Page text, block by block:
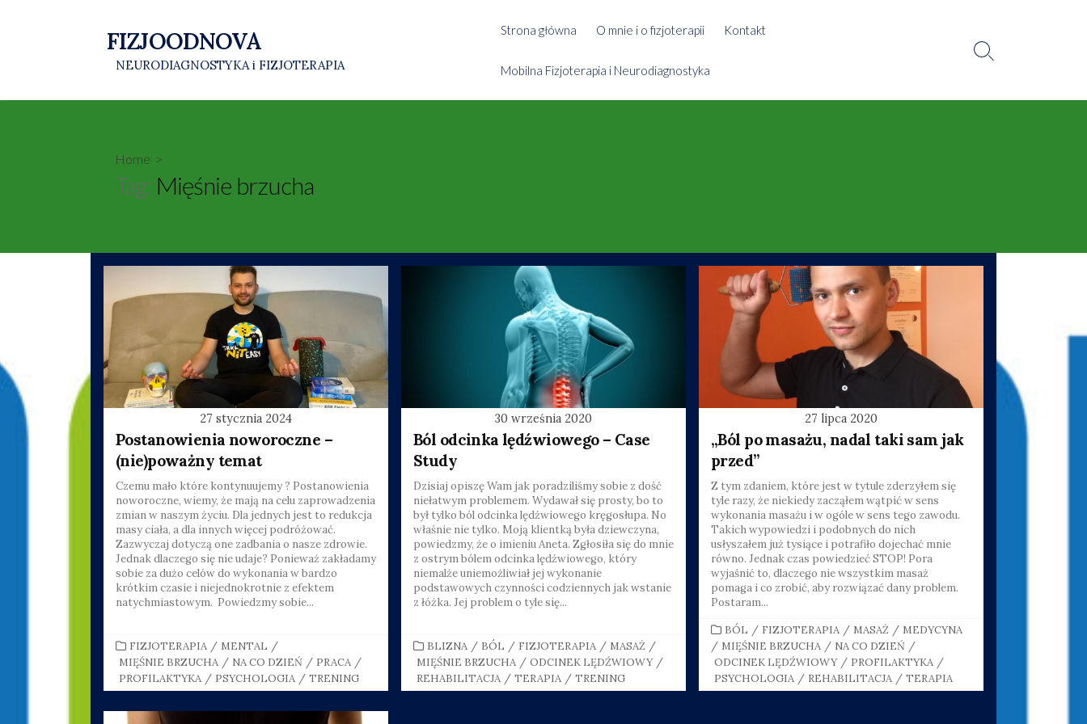
FIZJOODNOVA
NEURODIAGNOSTYKA i FIZJOTERAPIA
Strona główna O mnie i o fizjoterapii Kontakt
Mobilna Fizjoterapia i Neurodiagnostyka
Search
Home >
Tag: Mięśnie brzucha
27 stycznia 2024
Postanowienia noworoczne –
(nie)poważny temat
Czemu mało które kontynuujemy ? Postanowienia
noworoczne, wiemy, że mają na celu zaprowadzenia
zmian w naszym życiu. Dla jednych jest to redukcja
masy ciała, a dla innych więcej podróżować.
Zazwyczaj dotyczą one zadbania o nasze zdrowie.
Jednak dlaczego się nie udaje? Ponieważ zakładamy
sobie za dużo celów do wykonania w bardzo
krótkim czasie i niejednokrotnie z efektem
natychmiastowym. Powiedzmy sobie...
CATEGORIES
FIZJOTERAPIA / MENTAL /
MIĘŚNIE BRZUCHA / NA CO DZIEŃ / PRACA /
PROFILAKTYKA / PSYCHOLOGIA / TRENING
30 września 2020
Ból odcinka lędźwiowego – Case
Study
Dzisiaj opiszę Wam jak poradziliśmy sobie z dość
niełatwym problemem. Wydawał się prosty, bo to
był tylko ból odcinka lędźwiowego kręgosłupa. No
właśnie nie tylko. Moją klientką była dziewczyna,
powiedzmy, że o imieniu Aneta. Zgłosiła się do mnie
z ostrym bólem odcinka lędźwiowego, który
niemalże uniemożliwiał jej wykonanie
podstawowych czynności codziennych jak wstanie
z łóżka. Jej problem o tyle się...
CATEGORIES
BLIZNA / BÓL / FIZJOTERAPIA / MASAŻ /
MIĘŚNIE BRZUCHA / ODCINEK LĘDŹWIOWY /
REHABILITACJA / TERAPIA / TRENING
27 lipca 2020
„Ból po masażu, nadal taki sam jak
przed”
Z tym zdaniem, które jest w tytule zderzyłem się
tyle razy, że niekiedy zacząłem wątpić w sens
wykonania masażu i w ogóle w sens tego zawodu.
Takich wypowiedzi i podobnych do nich
usłyszałem już tysiące i potrafiło dojechać mnie
równo. Jednak czas powiedzieć STOP! Pora
wyjaśnić to, dlaczego nie wszystkim masaż
pomaga i co zrobić, aby rozwiązać dany problem.
Postaram...
CATEGORIES
BÓL / FIZJOTERAPIA / MASAŻ / MEDYCYNA
/ MIĘŚNIE BRZUCHA / NA CO DZIEŃ /
ODCINEK LĘDŹWIOWY / PROFILAKTYKA /
PSYCHOLOGIA / REHABILITACJA / TERAPIA